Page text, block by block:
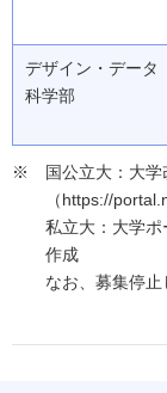
デザイン・データ
科学部
国公立大：大学
（https://
私立大：大学
作成
なお、募集停止